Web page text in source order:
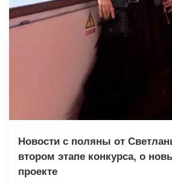
Новости с поляны от
втором этапе конкурса, о
проекте